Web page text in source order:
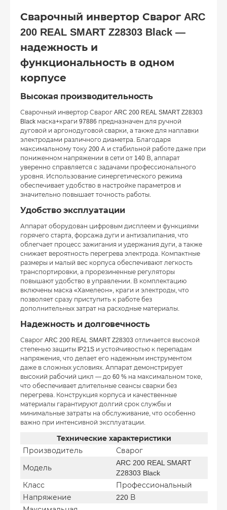
Сварочный инвертор Сварог ARC
200 REAL SMART Z28303 Black —
надежность и
функциональность в одном
корпусе
Высокая производительность
Сварочный инвертор Сварог ARC 200 REAL SMART Z28303
Black маска+краги 97886 предназначен для ручной
дуговой и аргонодуговой сварки, а также для наплавки
электродами различного диаметра. Благодаря
максимальному току 200 А и стабильной работе даже при
пониженном напряжении в сети от 140 В, аппарат
уверенно справляется с задачами профессионального
уровня. Использование синергетического режима
обеспечивает удобство в настройке параметров и
значительно повышает точность работы.
Удобство эксплуатации
Аппарат оборудован цифровым дисплеем и функциями
горячего старта, форсажа дуги и антизалипания, что
облегчает процесс зажигания и удержания дуги, а также
снижает вероятность перегрева электрода. Компактные
размеры и малый вес корпуса обеспечивают легкость
транспортировки, а прорезиненные регуляторы
повышают удобство в управлении. В комплектацию
включены маска «Хамелеон», краги и электроды, что
позволяет сразу приступить к работе без
дополнительных затрат на расходные материалы.
Надежность и долговечность
Сварог ARC 200 REAL SMART Z28303 отличается высокой
степенью защиты IP21S и устойчивостью к перепадам
напряжения, что делает его надежным инструментом
даже в сложных условиях. Аппарат демонстрирует
высокий рабочий цикл — до 60 % на максимальном токе,
что обеспечивает длительные сеансы сварки без
перегрева. Конструкция корпуса и качественные
материалы гарантируют долгий срок службы и
минимальные затраты на обслуживание, что особенно
важно при интенсивной эксплуатации.
Технические характеристики
Производитель
Сварог
Модель
ARC 200 REAL SMART
Z28303 Black
Класс
Профессиональный
Напряжение
220 В